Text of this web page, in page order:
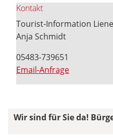
Kontakt
Tourist-Information
Anja Schmidt
05483-739651
Email-Anfrage
Wir sind für Sie da!